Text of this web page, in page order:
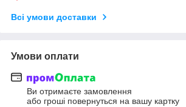
Всі умови доставки
Умови оплати
Ви отримаєте замовлення
або гроші повернуться на вашу картку